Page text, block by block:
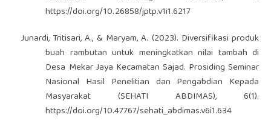
https://doi.org/10.26858/jptp.v1i1.6217
Junardi, Tritisari, A., & Maryam, A. (2023). Diversifikasi produk
buah rambutan untuk meningkatkan nilai tambah di
Desa Mekar Jaya Kecamatan Sajad. Prosiding Seminar
Nasional Hasil Penelitian dan Pengabdian Kepada
Masyarakat (SEHATI ABDIMAS), 6(1).
https://doi.org/10.47767/sehati_abdimas.v6i1.634